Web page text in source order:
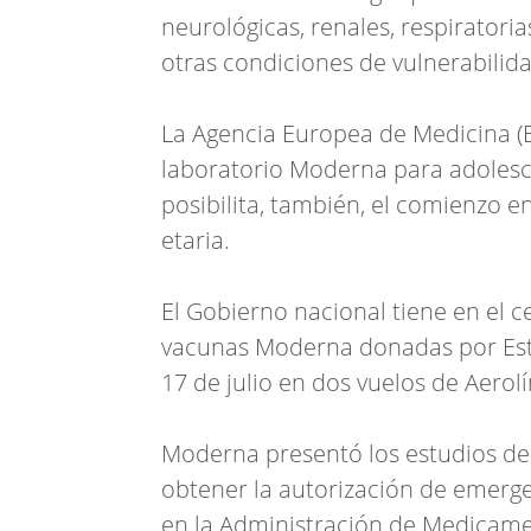
neurológicas, renales,
otras condiciones de
La Agencia Europea de Medicina
laboratorio Moderna para
posibilita, también, el comienzo
etaria.
El Gobierno nacional tiene en el
vacunas Moderna donadas por
17 de julio en dos vuelos de
Moderna presentó los estudios
obtener la autorización de
en la Administración de